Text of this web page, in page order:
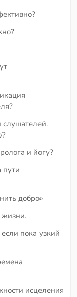
слушателей.
и йогу?
пути
добро»
жизни.
пока узкий
исцеления